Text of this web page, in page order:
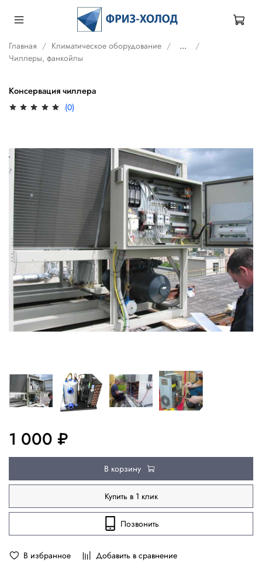
Главная Климатическое оборудование
...
Чиллеры, фанкойлы
Консервация чиллера
(0)
В избранное Добавить в сравнение
1 000 ₽
В корзину
Купить в 1 клик
Позвонить